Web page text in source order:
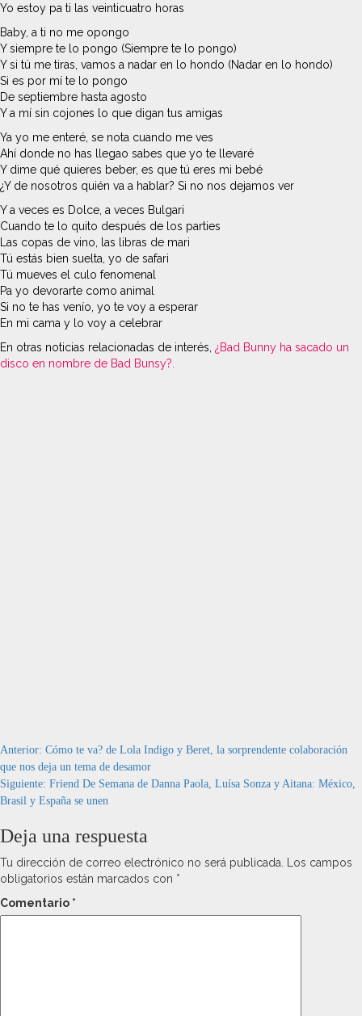
Yo estoy pa ti las veinticuatro horas
Baby, a ti no me opongo
Y siempre te lo pongo (Siempre te lo pongo)
Y si tú me tiras, vamos a nadar en lo hondo (Nadar en lo hondo)
Si es por mí te lo pongo
De septiembre hasta agosto
Y a mí sin cojones lo que digan tus amigas
Ya yo me enteré, se nota cuando me ves
Ahí donde no has llegao sabes que yo te llevaré
Y dime qué quieres beber, es que tú eres mi bebé
¿Y de nosotros quién va a hablar? Si no nos dejamos ver
Y a veces es Dolce, a veces Bulgari
Cuando te lo quito después de los parties
Las copas de vino, las libras de mari
Tú estás bien suelta, yo de safari
Tú muevеs el culo fenomenal
Pa yo dеvorarte como animal
Si no te has venío, yo te voy a esperar
En mi cama y lo voy a celebrar
En otras noticias relacionadas de interés, ¿Bad Bunny ha sacado un
disco en nombre de Bad Bunsy?.
Navegación
de
entradas
Anterior: Cómo te va? de Lola Indigo y Beret, la sorprendente colaboración
que nos deja un tema de desamor
Siguiente: Friend De Semana de Danna Paola, Luísa Sonza y Aitana: México,
Brasil y España se unen
Deja una respuesta
Tu dirección de correo electrónico no será publicada.
Los campos
obligatorios están marcados con *
Comentario *